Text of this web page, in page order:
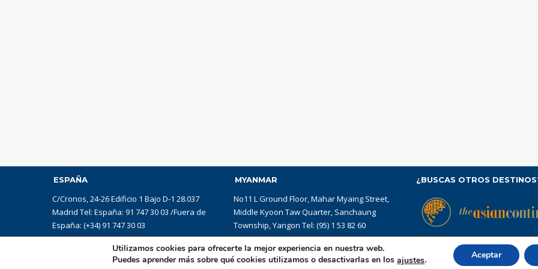
ESPAÑA
C/Cronos, 24-26 Edificio 1 Bajo D-1 28.037
Madrid Tel: España: 91 747 30 03 /Fuera de
España: (+34) 91 747 30 03
MYANMAR
No11 L Ground Floor, Mahar Myaing Street,
Middle Kyoon Taw Quarter, Sanchaung
Township, Yangon Tel: (95) 1 53 82 60
¿BUSCAS OTROS
Utilizamos cookies para ofrecerte la mejor experiencia en nuestra web.
Puedes aprender más sobre qué cookies utilizamos o desactivarlas en losajustes. Aceptar